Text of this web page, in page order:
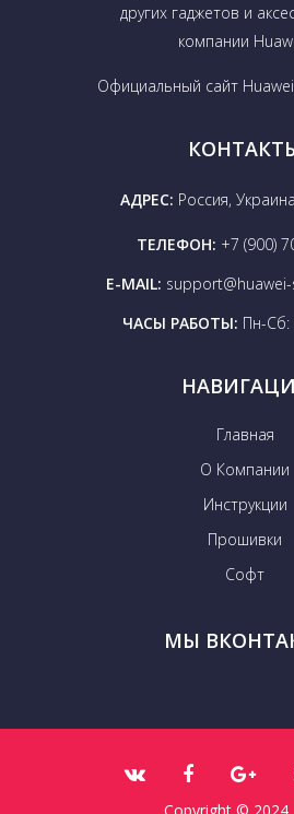
других гаджетов и
компании
Официальный сайт
АДРЕС: Россия,
ТЕЛЕФОН: +7 (900)
E-MAIL:
ЧАСЫ РАБОТЫ: Пн-Сб:
Главная
О Компании
Инструкции
Прошивки
Софт
МЫ